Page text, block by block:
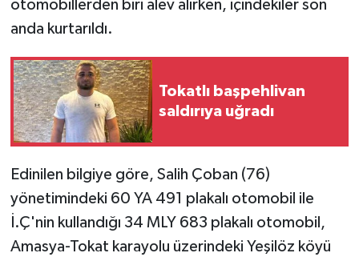
otomobillerden biri alev alırken, içindekiler son
anda kurtarıldı.
Tokatlı başpehlivan
saldırıya uğradı
Edinilen bilgiye göre, Salih Çoban (76)
yönetimindeki 60 YA 491 plakalı otomobil ile
İ.Ç'nin kullandığı 34 MLY 683 plakalı otomobil,
Amasya-Tokat karayolu üzerindeki Yeşilöz köyü